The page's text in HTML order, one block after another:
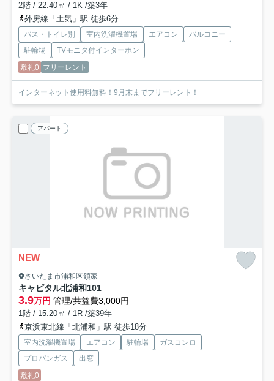
2階 / 22.40㎡ / 1K /築3年
外房線「土気」駅 徒歩6分
バス・トイレ別 室内洗濯機置場 エアコン
バルコニー
駐輪場
TVモニタ付インターホン
敷礼0 フリーレント
インターネット使用料無料！9月末までフリーレント！
アパート
NEW
さいたま市浦和区領家
キャピタル北浦和101
3.9万円 管理/共益費3,000円
1階 / 15.20㎡ / 1R /築39年
京浜東北線「北浦和」駅 徒歩18分
室内洗濯機置場 エアコン 駐輪場
ガスコンロ
プロパンガス
出窓
敷礼0